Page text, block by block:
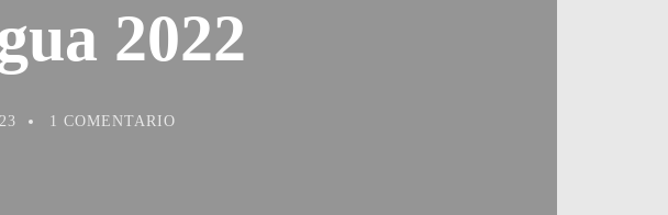
2022
1 COMENTARIOEN